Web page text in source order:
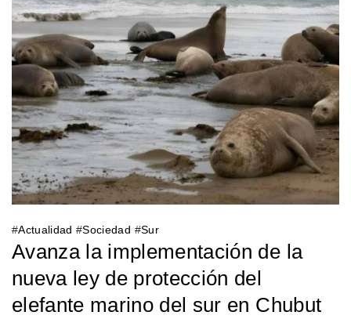
#Actualidad #Sociedad #Sur
Avanza la implementación de la
nueva ley de protección del
elefante marino del sur en Chubut